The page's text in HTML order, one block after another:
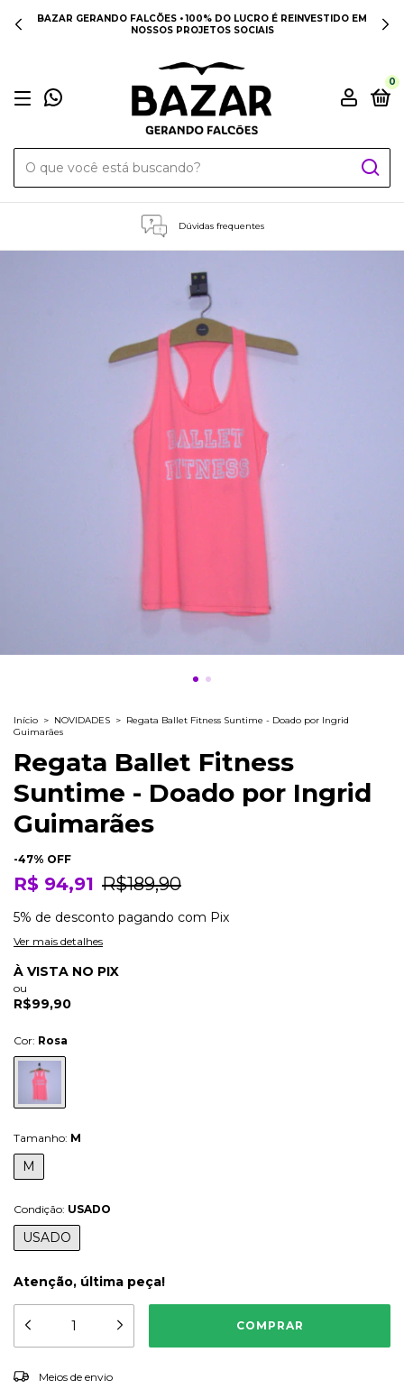
BAZAR GERANDO FALCÕES • 100% DO LUCRO É REINVESTIDO EM
NOSSOS PROJETOS SOCIAIS
0
Dúvidas frequentes
Início > NOVIDADES > Regata Ballet Fitness Suntime - Doado por Ingrid
Guimarães
Regata Ballet Fitness
Suntime - Doado por Ingrid
Guimarães
-47% OFF
R$ 94,91 R$189,90
5% de desconto pagando com Pix
Ver mais detalhes
À VISTA NO PIX
ou
R$99,90
Cor: Rosa
Tamanho: M
M
Condição: USADO
USADO
Atenção, última peça!
Entregas para o CEP:
Meios de envio